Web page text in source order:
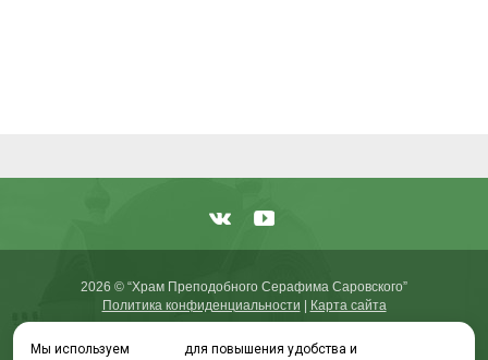
2026 © “Храм Преподобного Серафима Саровского”
Политика конфиденциальности
Карта сайта
Мы используем для повышения удобства и